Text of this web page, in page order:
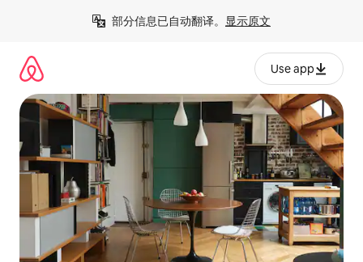
部分信息已自动翻译。 显示原文
Use app